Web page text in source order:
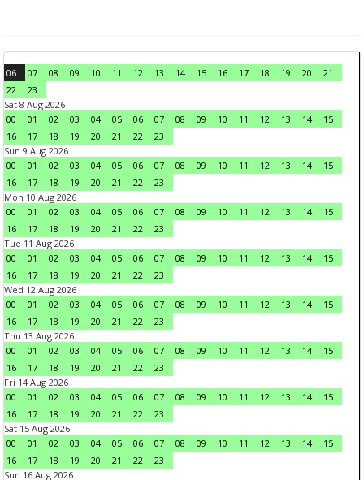
06 07 08 09 10 11 12 13 14 15 16 17 18 19 20
21
22
23
Sat 8 Aug 2026
00
01 02 03 04 05 06 07 08 09 10 11 12 13 14
15
16
17 18 19 20 21 22
23
Sun 9 Aug 2026
00
01 02 03 04 05 06 07 08 09 10 11 12 13 14
15
16
17 18 19 20 21 22
23
Mon 10 Aug 2026
00
01 02 03 04 05 06 07 08 09 10 11 12 13 14
15
16
17 18 19 20 21 22
23
Tue 11 Aug 2026
00
01 02 03 04 05 06 07 08 09 10 11 12 13 14
15
16
17 18 19 20 21 22
23
Wed 12 Aug 2026
00
01 02 03 04 05 06 07 08 09 10 11 12 13 14
15
16
17 18 19 20 21 22
23
Thu 13 Aug 2026
00
01 02 03 04 05 06 07 08 09 10 11 12 13 14
15
16
17 18 19 20 21 22
23
Fri 14 Aug 2026
00
01 02 03 04 05 06 07 08 09 10 11 12 13 14
15
16
17 18 19 20 21 22
23
Sat 15 Aug 2026
00
01 02 03 04 05 06 07 08 09 10 11 12 13 14
15
16
17 18 19 20 21 22
23
Sun 16 Aug 2026